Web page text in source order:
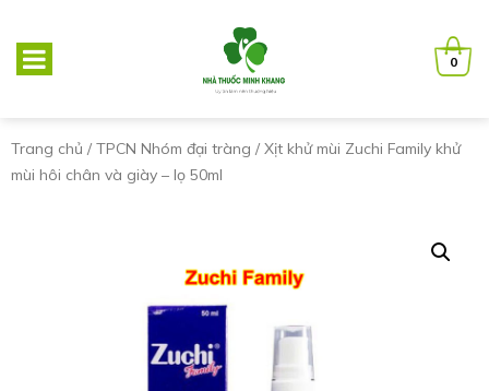
0
Trang chủ / TPCN Nhóm đại tràng / Xịt khử mùi Zuchi Family khử
mùi hôi chân và giày – lọ 50ml